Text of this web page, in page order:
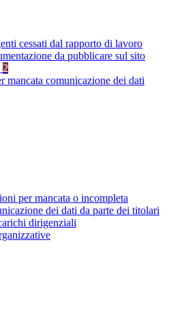
cessati dal rapporto di lavoro
da pubblicare sul sito
2
mancata comunicazione dei dati
per mancata o incompleta
dei dati da parte dei titolari
dirigenziali